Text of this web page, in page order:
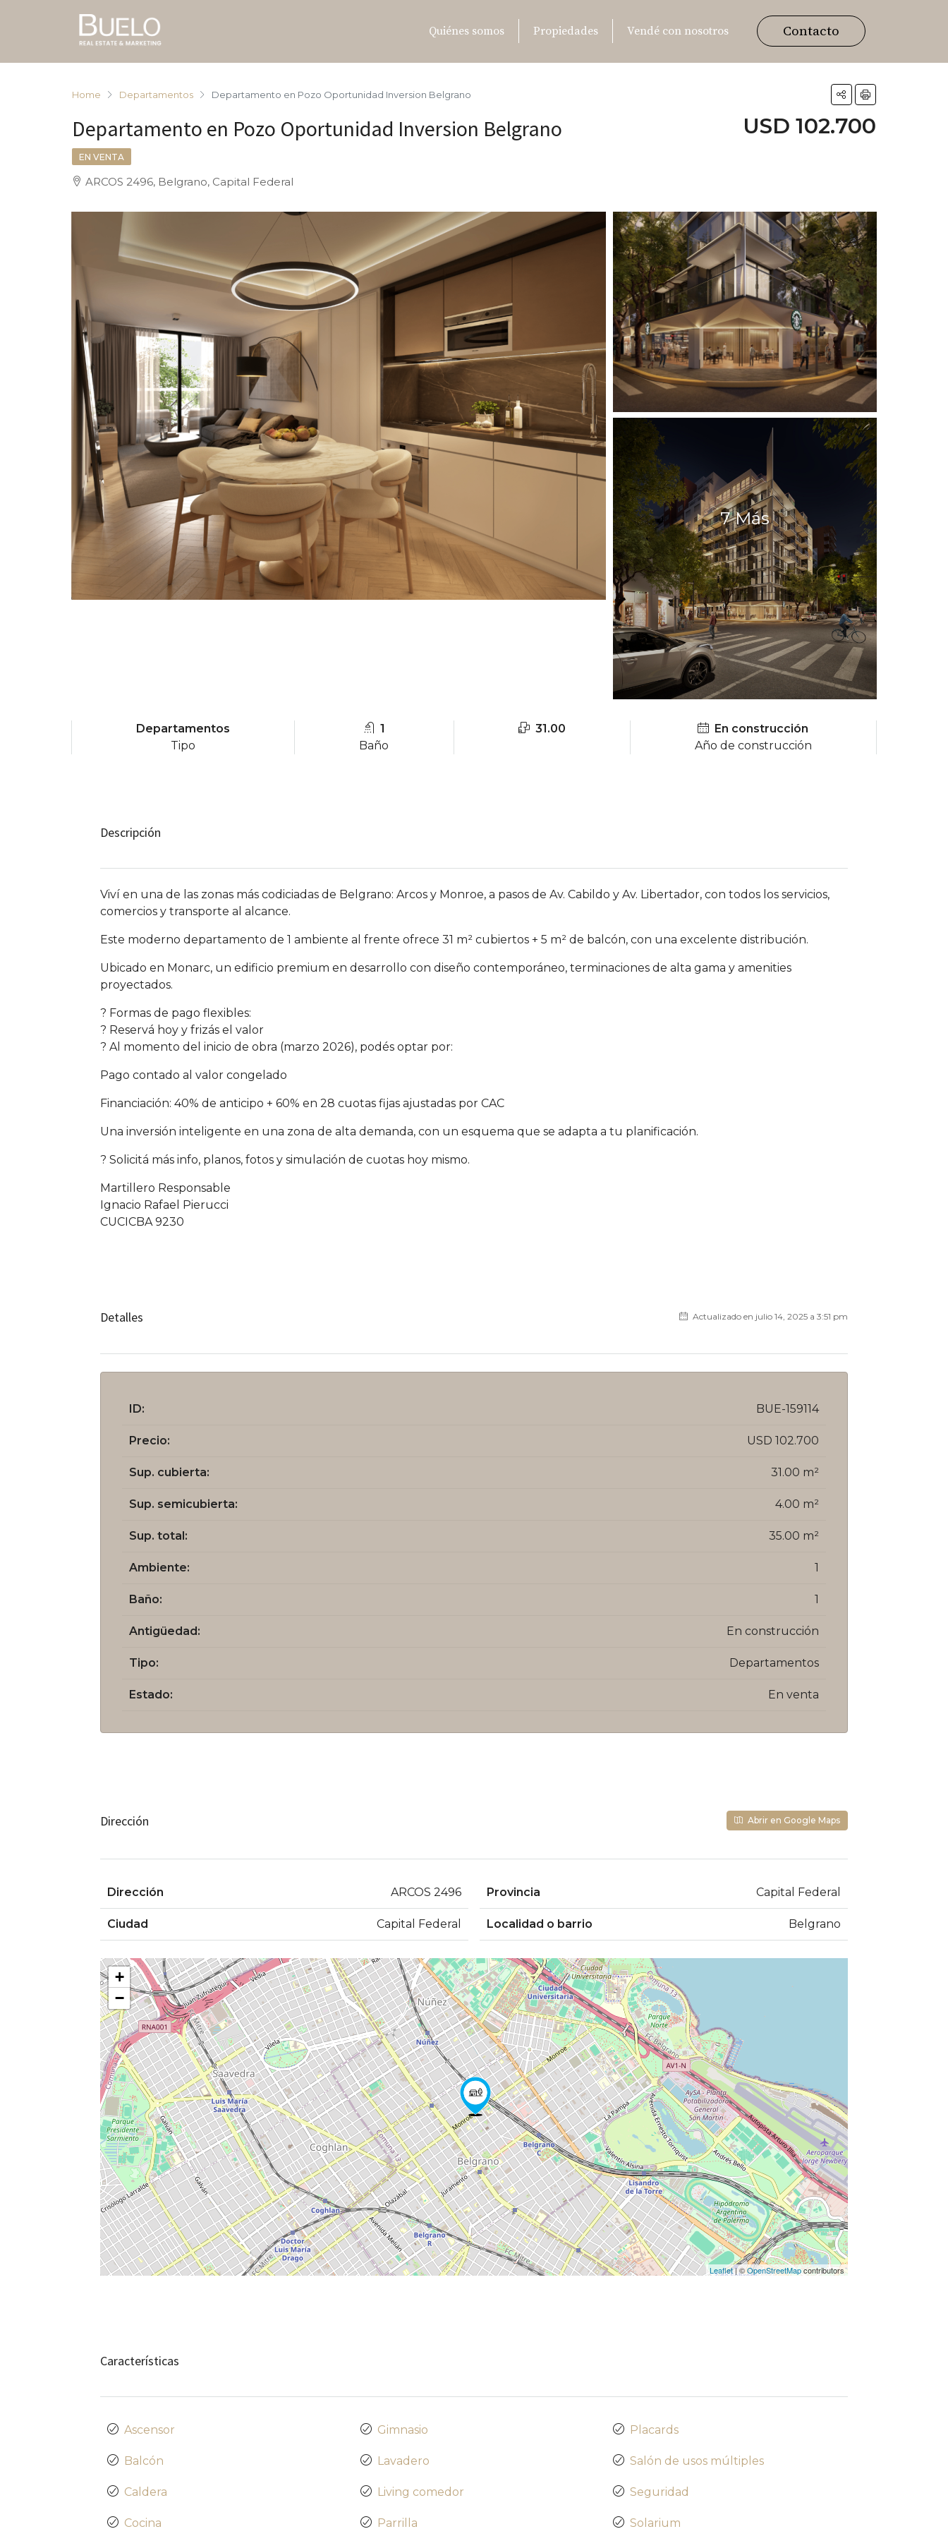
Quiénes somos Propiedades Vendé con nosotros Contacto
Home Departamentos Departamento en Pozo Oportunidad Inversion Belgrano
Departamento en Pozo Oportunidad Inversion Belgrano USD 102.700
EN VENTA
ARCOS 2496, Belgrano, Capital Federal
7 Más
Departamentos
Tipo
1
Baño
31.00
En construcción
Año de construcción
Descripción
Viví en una de las zonas más codiciadas de Belgrano: Arcos y Monroe, a pasos de Av. Cabildo y Av. Libertador, con todos los servicios,
comercios y transporte al alcance.
Este moderno departamento de 1 ambiente al frente ofrece 31 m² cubiertos + 5 m² de balcón, con una excelente distribución.
Ubicado en Monarc, un edificio premium en desarrollo con diseño contemporáneo, terminaciones de alta gama y amenities
proyectados.
? Formas de pago flexibles:
? Reservá hoy y frizás el valor
? Al momento del inicio de obra (marzo 2026), podés optar por:
Pago contado al valor congelado
Financiación: 40% de anticipo + 60% en 28 cuotas fijas ajustadas por CAC
Una inversión inteligente en una zona de alta demanda, con un esquema que se adapta a tu planificación.
? Solicitá más info, planos, fotos y simulación de cuotas hoy mismo.
Martillero Responsable
Ignacio Rafael Pierucci
CUCICBA 9230
Detalles Actualizado en julio 14, 2025 a 3:51 pm
ID: BUE-159114
Precio: USD 102.700
Sup. cubierta: 31.00 m²
Sup. semicubierta: 4.00 m²
Sup. total: 35.00 m²
Ambiente: 1
Baño: 1
Antigüedad: En construcción
Tipo: Departamentos
Estado: En venta
Dirección Abrir en Google Maps
Dirección ARCOS 2496
Ciudad Capital Federal
Provincia Capital Federal
Localidad o barrio Belgrano
+
−
Leaflet| ©OpenStreetMapcontributors
Características
Ascensor
Balcón
Caldera
Cocina
Gimnasio
Lavadero
Living comedor
Parrilla
Placards
Salón de usos múltiples
Seguridad
Solarium